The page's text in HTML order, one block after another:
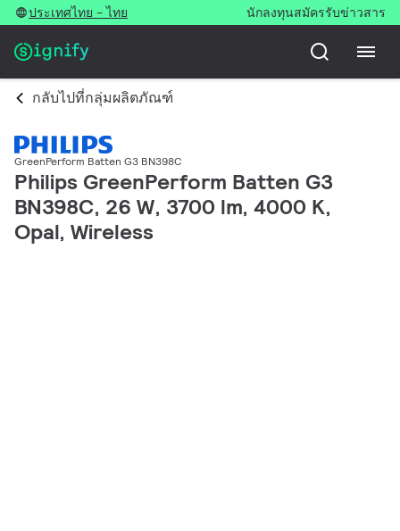
ประเทศไทย - ไทย นักลงทุนสมัครรับข่าวสาร
กลับไปที่กลุ่มผลิตภัณฑ์
GreenPerform Batten G3 BN398C
Philips GreenPerform Batten G3
BN398C, 26 W, 3700 lm, 4000 K,
Opal, Wireless